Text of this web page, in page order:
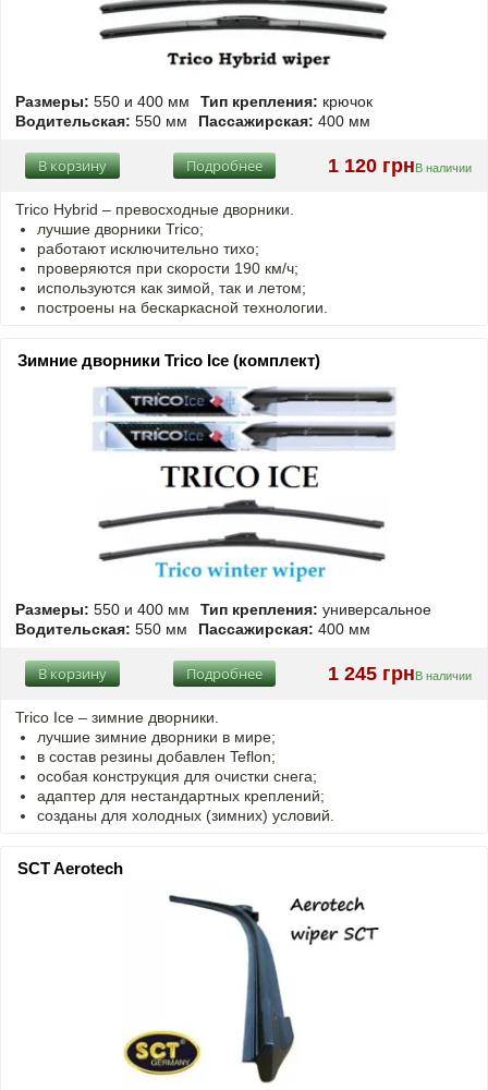
Размеры: 550 и 400 мм Тип крепления: крючок
Водительская: 550 мм Пассажирская: 400 мм
1 120 грн В наличии
Подробнее
В корзину
Trico Hybrid – превосходные дворники.
лучшие дворники Trico;
работают исключительно тихо;
проверяются при скорости 190 км/ч;
используются как зимой, так и летом;
построены на бескаркасной технологии.
Зимние дворники Trico Ice (комплект)
Размеры: 550 и 400 мм Тип крепления: универсальное
Водительская: 550 мм Пассажирская: 400 мм
1 245 грнВ наличии
Подробнее
В корзину
Trico Ice – зимние дворники.
лучшие зимние дворники в мире;
в состав резины добавлен Teflon;
особая конструкция для очистки снега;
адаптер для нестандартных креплений;
созданы для холодных (зимних) условий.
SCT Aerotech